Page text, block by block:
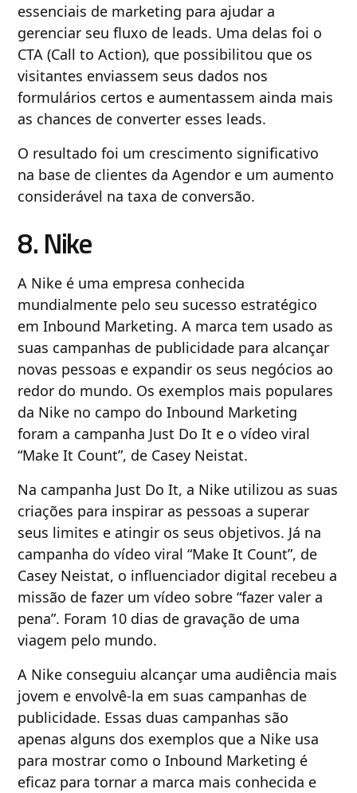
essenciais de marketing para ajudar a
gerenciar seu fluxo de leads. Uma delas foi o
CTA (Call to Action), que possibilitou que os
visitantes enviassem seus dados nos
formulários certos e aumentassem ainda mais
as chances de converter esses leads.
O resultado foi um crescimento significativo
na base de clientes da Agendor e um aumento
considerável na taxa de conversão.
8. Nike
A Nike é uma empresa conhecida
mundialmente pelo seu sucesso estratégico
em Inbound Marketing. A marca tem usado as
suas campanhas de publicidade para alcançar
novas pessoas e expandir os seus negócios ao
redor do mundo. Os exemplos mais populares
da Nike no campo do Inbound Marketing
foram a campanha Just Do It e o vídeo viral
“Make It Count”, de Casey Neistat.
Na campanha Just Do It, a Nike utilizou as suas
criações para inspirar as pessoas a superar
seus limites e atingir os seus objetivos. Já na
campanha do vídeo viral “Make It Count”, de
Casey Neistat, o influenciador digital recebeu a
missão de fazer um vídeo sobre “fazer valer a
pena”. Foram 10 dias de gravação de uma
viagem pelo mundo.
A Nike conseguiu alcançar uma audiência mais
jovem e envolvê-la em suas campanhas de
publicidade. Essas duas campanhas são
apenas alguns dos exemplos que a Nike usa
para mostrar como o Inbound Marketing é
eficaz para tornar a marca mais conhecida e